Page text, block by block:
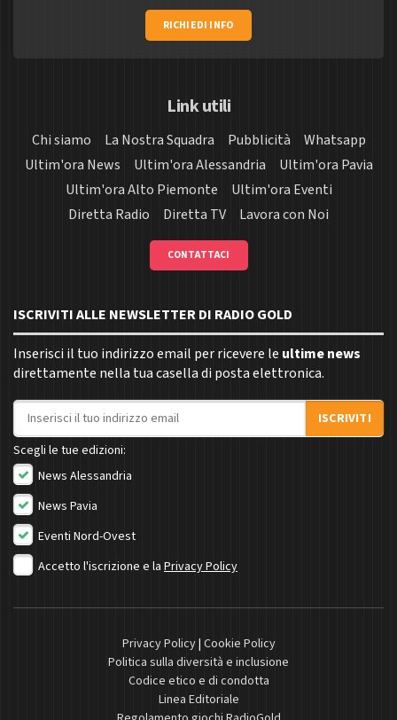
RICHIEDI INFO
Link utili
Chi siamo La Nostra Squadra Pubblicità
Whatsapp
Ultim'ora News
Ultim'ora Alessandria
Ultim'ora Pavia
Ultim'ora Alto Piemonte
Ultim'ora Eventi
Diretta Radio
Diretta TV Lavora con Noi
CONTATTACI
ISCRIVITI ALLE NEWSLETTER DI RADIO GOLD
Inserisci il tuo indirizzo email per ricevere le ultime news
direttamente nella tua casella di posta elettronica.
Indirizzo email
ISCRIVITI
Scegli le tue edizioni:
News Alessandria
News Pavia
Eventi Nord-Ovest
Accetto l'iscrizione e la Privacy Policy
Privacy Policy| Cookie Policy
Politica sulla diversità e inclusione
Codice etico e di condotta
Linea Editoriale